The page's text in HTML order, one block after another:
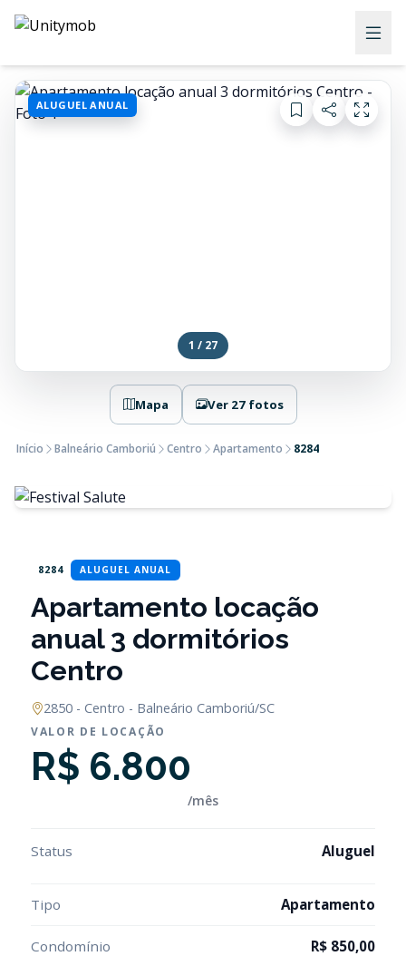
ALUGUEL ANUAL
1 / 27
Mapa Ver 27 fotos
Início Balneário Camboriú Centro Apartamento 8284
8284 ALUGUEL ANUAL
Apartamento locação
anual 3 dormitórios
Centro
2850 - Centro - Balneário Camboriú/SC
VALOR DE LOCAÇÃO
R$ 6.800
/mês
Status Aluguel
Tipo Apartamento
Condomínio R$ 850,00